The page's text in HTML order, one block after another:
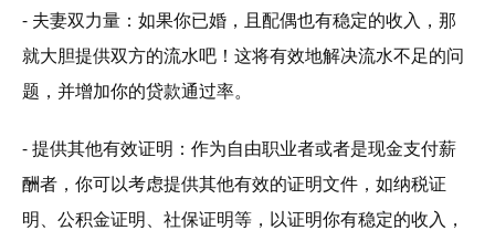
- 夫妻双力量：如果你已婚，且配偶也有稳定的收入，那
就大胆提供双方的流水吧！这将有效地解决流水不足的问
题，并增加你的贷款通过率。
- 提供其他有效证明：作为自由职业者或者是现金支付薪
酬者，你可以考虑提供其他有效的证明文件，如纳税证
明、公积金证明、社保证明等，以证明你有稳定的收入，